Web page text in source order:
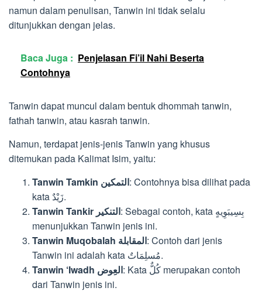
namun dalam penulisan, Tanwin ini tidak selalu
ditunjukkan dengan jelas.
Baca Juga : Penjelasan Fi’il Nahi Beserta
Contohnya
Tanwin dapat muncul dalam bentuk dhommah tanwin,
fathah tanwin, atau kasrah tanwin.
Namun, terdapat jenis-jenis Tanwin yang khusus
ditemukan pada Kalimat Isim, yaitu:
Tanwin Tamkin التمكين: Contohnya bisa dilihat pada
kata زَيْدٌ.
Tanwin Tankir التنكير: Sebagai contoh, kata بِسِيبَوِيهٍ
menunjukkan Tanwin jenis ini.
Tanwin Muqobalah المقابلة: Contoh dari jenis
Tanwin ini adalah kata مُسلِمَاتٌ.
Tanwin ‘Iwadh العِوض: Kata كُلٌّ merupakan contoh
dari Tanwin jenis ini.